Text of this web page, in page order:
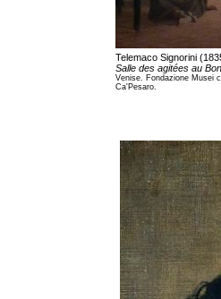
Telemaco Signorini
Salle des agitées au
Venise. Fondazione Musei
Ca'Pesaro.